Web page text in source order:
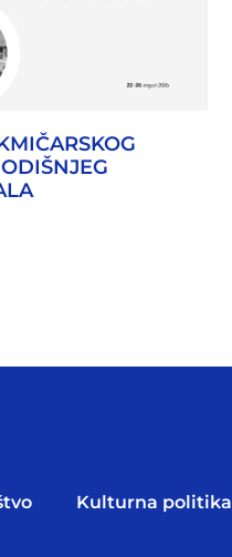
Kulturna politika